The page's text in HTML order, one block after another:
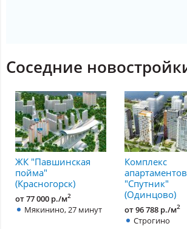
Соседние
ЖК "Павшинская
пойма"
(Красногорск)
от 77 000 р./м2
Мякинино, 27 минут
Комплекс
апартаментов
"Спутник"
(Одинцово)
от 96 788 р./м2
Строгино